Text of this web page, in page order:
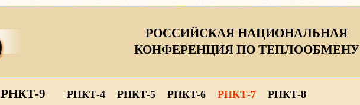
РОССИЙСКАЯ НАЦИОНАЛЬНАЯ
КОНФЕРЕНЦИЯ ПО ТЕПЛООБМЕНУ
РНКТ-9 РНКТ-4 РНКТ-5 РНКТ-6 РНКТ-7 РНКТ-8